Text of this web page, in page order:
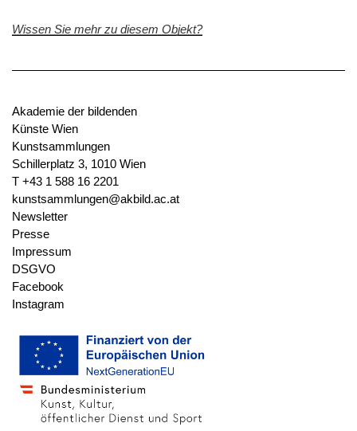
Beschriftung / Signatur
Beschriftung: "Koller. 1847"
Stempel
Wasserzeichen nicht vorhanden
Werkverzeichnis
Meder 1932.101.76
Wissen Sie mehr zu diesem Objekt?
Akademie der bildenden
Künste Wien
Kunstsammlungen
Schillerplatz 3, 1010 Wien
T +43 1 588 16 2201
kunstsammlungen@akbild.ac.at
Newsletter
Presse
Impressum
DSGVO
Facebook
Instagram